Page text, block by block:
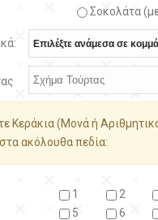
Σοκολάτα
Κεράκια (Μονά ή
ακόλουθα πεδία:
1 2
5
6